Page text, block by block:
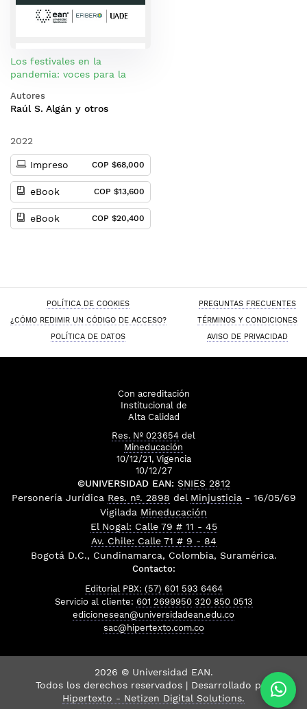
Los festivales en la
pandemia: voces para la
entramado escénico
iberoamericano
Autores
Raúl S. Algán y otros
2022
Impreso COP $68,000
eBook COP $13,600
eBook COP $20,400
POLÍTICA DE COOKIES
PREGUNTAS FRECUENTES
¿CÓMO REDIMIR UN CÓDIGO DE ACCESO?
TÉRMINOS Y CONDICIONES
POLÍTICA DE DATOS
AVISO DE PRIVACIDAD
Con acreditación
Institucional de
Alta Calidad
Res. Nº 023654 del
Mineducación
10/12/21, Vigencia
10/12/27
©UNIVERSIDAD EAN: SNIES 2812
Personería Jurídica Res. nº. 2898 del Minjusticia - 16/05/69
Vigilada Mineducación
El Nogal: Calle 79 # 11 - 45
Av. Chile: Calle 71 # 9 - 84
Bogotá D.C., Cundinamarca, Colombia, Suramérica.
Contacto:
Editorial PBX: (57) 601 593 6464
Servicio al cliente: 601 2699950 320 850 0513
edicionesean@universidadean.edu.co
sac@hipertexto.com.co
2026 © Universidad EAN.
Todos los derechos reservados | Desarrollado por
Hipertexto - Netizen Digital Solutions.